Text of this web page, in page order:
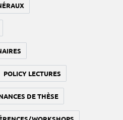
POLICY LECTURES
DE THÈSE